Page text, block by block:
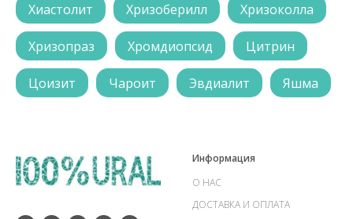
Хиастолит Хризоберилл Хризоколла
Хризопраз Хромдиопсид Цитрин
Цоизит Чароит Эвдиалит Яшма
Информация
О НАС
ДОСТАВКА И ОПЛАТА